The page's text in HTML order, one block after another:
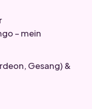
– mein
Gesang) &